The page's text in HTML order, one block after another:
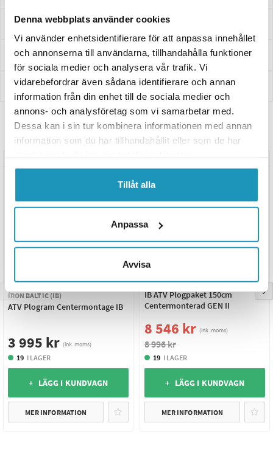
Denna webbplats använder cookies
Vi använder enhetsidentifierare för att anpassa innehållet
och annonserna till användarna, tillhandahålla funktioner
för sociala medier och analysera vår trafik. Vi
vidarebefordrar även sådana identifierare och annan
information från din enhet till de sociala medier och
annons- och analysföretag som vi samarbetar med.
Dessa kan i sin tur kombinera informationen med annan
information som du har tillhandahållit eller som de har
Tillåt alla
Anpassa
Avvisa
Frågor och svar
Leverans- & Returinformation
Betalning
Relaterade produkter
UNIVERSAL
IRON BALTIC (IB)
ATV Plogram Centermontage IB
3 995 kr (ink. moms)
19 I LAGER
+ LÄGG I KUNDVAGN
MER INFORMATION
UNIVERSAL
IRON BALTIC (IB)
IB ATV Plogpaket 150cm
Centermonterad GEN II
8 546 kr (ink. moms)
8 996 kr
19 I LAGER
+ LÄGG I KUNDVAGN
MER INFORMATION